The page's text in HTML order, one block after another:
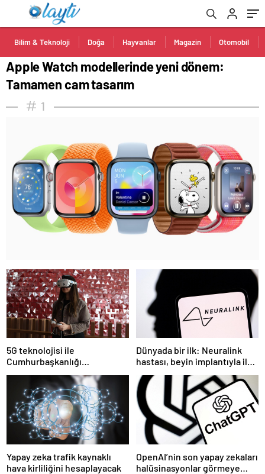
Bilim & Teknoloji Doğa Hayvanlar Magazin Otomobil
Apple Watch modellerinde yeni dönem:
Tamamen cam tasarım
1
5G teknolojisi ile
Cumhurbaşkanlığı
Külliyesi’ndeki konser
AKM’ye taşındı
Dünyada bir ilk: Neuralink
hastası, beyin implantıyla ilk
kez YouTube videosu
hazırladı
Yapay zeka trafik kaynaklı
hava kirliliğini hesaplayacak
OpenAI’nin son yapay zekaları
halüsinasyonlar görmeye